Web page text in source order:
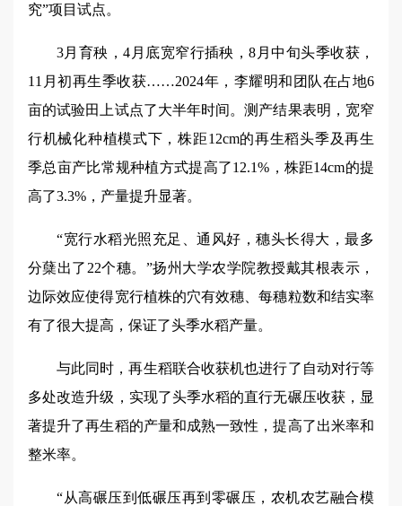
究”项目试点。
3月育秧，4月底宽窄行插秧，8月中旬头季收获，
11月初再生季收获……2024年，李耀明和团队在占地6
亩的试验田上试点了大半年时间。测产结果表明，宽窄
行机械化种植模式下，株距12cm的再生稻头季及再生
季总亩产比常规种植方式提高了12.1%，株距14cm的提
高了3.3%，产量提升显著。
“宽行水稻光照充足、通风好，穗头长得大，最多
分蘖出了22个穗。”扬州大学农学院教授戴其根表示，
边际效应使得宽行植株的穴有效穗、每穗粒数和结实率
有了很大提高，保证了头季水稻产量。
与此同时，再生稻联合收获机也进行了自动对行等
多处改造升级，实现了头季水稻的直行无碾压收获，显
著提升了再生稻的产量和成熟一致性，提高了出米率和
整米率。
“从高碾压到低碾压再到零碾压，农机农艺融合模